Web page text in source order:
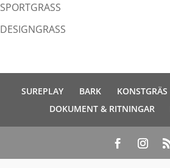
SPORTGRASS
DESIGNGRASS
SUREPLAY BARK KONSTGRÄS
DOKUMENT & RITNINGAR